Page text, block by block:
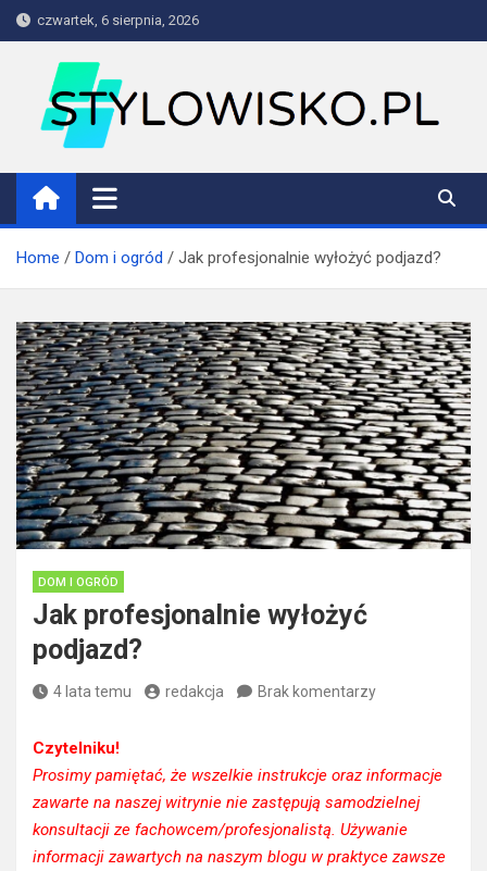
Skip
to
czwartek, 6 sierpnia, 2026
stylowisko.pl
Blog
Home Dom i ogród Jak profesjonalnie wyłożyć podjazd?
DOM I OGRÓD
Jak profesjonalnie wyłożyć
podjazd?
4 lata temu redakcja Brak komentarzy
Czytelniku!
Prosimy pamiętać, że wszelkie instrukcje oraz informacje
zawarte na naszej witrynie nie zastępują samodzielnej
konsultacji ze fachowcem/profesjonalistą. Używanie
informacji zawartych na naszym blogu w praktyce zawsze